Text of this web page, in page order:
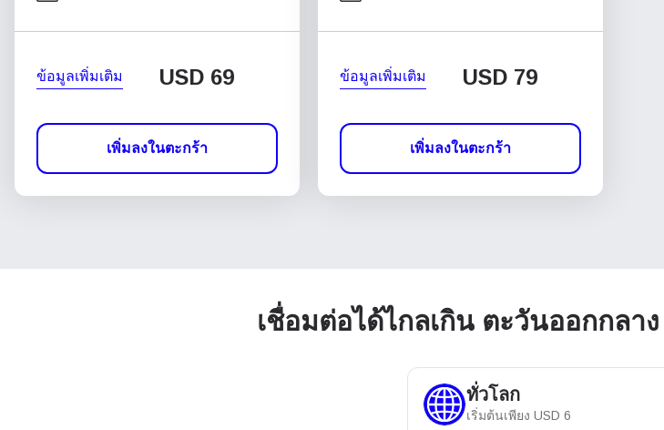
ข้อมูลเพิ่มเติม USD 69
เพิ่มลงในตะกร้า
ข้อมูลเพิ่มเติม USD 79
เพิ่มลงในตะกร้า
เชื่อมต่อได้ไกลเกิน ตะวันออกกลา
ทั่วโลก
เริ่มต้นเพียง USD 6